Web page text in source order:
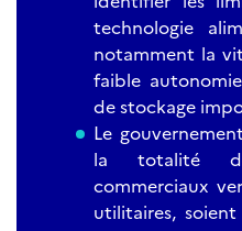
technologie
notamment la
faible
de stockage
Le
la totalité
commerciaux
utilitaires,